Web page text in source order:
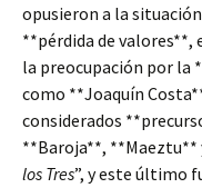
opusieron a la
**pérdida de valores**,
la preocupación por la
como **Joaquín
considerados
**Baroja**,
los Tres”, y este último